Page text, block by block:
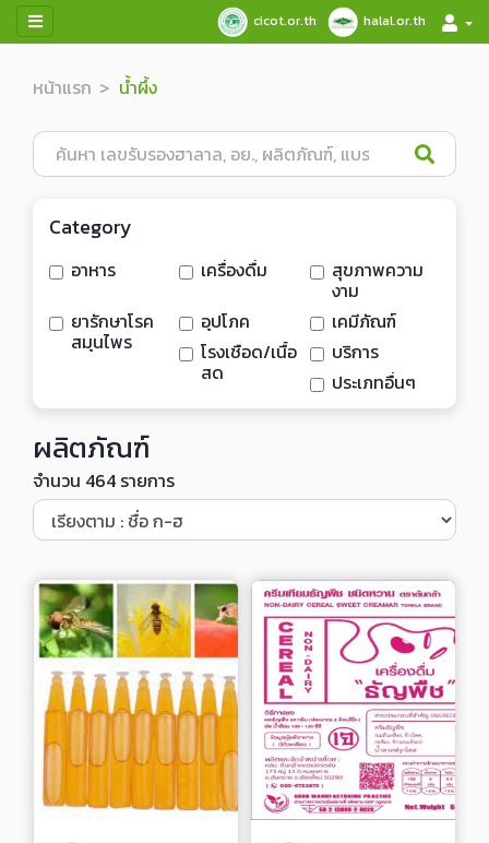
cicot.or.th halal.or.th
หน้าแรก น้ำผึ้ง
Category
อาหาร เครื่องดื่ม สุขภาพความ
งาม
ยารักษาโรค
สมุนไพร
อุปโภค
เคมีภัณฑ์
โรงเชือด/เนื้อ
สด
บริการ
ประเภทอื่นๆ
ผลิตภัณฑ์
จำนวน 464 รายการ